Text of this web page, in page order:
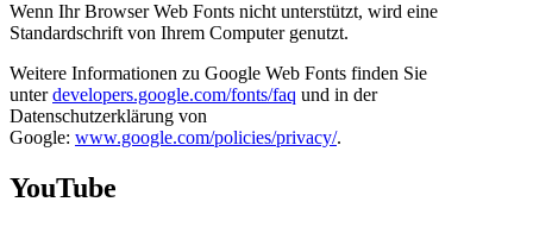
Wenn Ihr Browser Web Fonts nicht unterstützt, wird eine
Standardschrift von Ihrem Computer genutzt.
Weitere Informationen zu Google Web Fonts finden Sie
unterdevelopers.google.com/fonts/faq und in der
Datenschutzerklärung von
Google: www.google.com/policies/privacy/.
YouTube